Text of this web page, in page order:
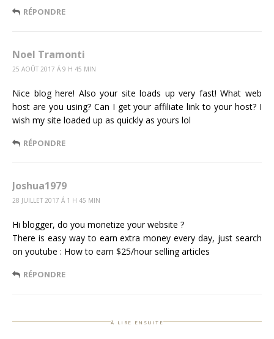
RÉPONDRE
Noel Tramonti
25 AOÛT 2017 Á 9 H 45 MIN
Nice blog here! Also your site loads up very fast! What web
host are you using? Can I get your affiliate link to your host? I
wish my site loaded up as quickly as yours lol
RÉPONDRE
Joshua1979
28 JUILLET 2017 Á 1 H 45 MIN
Hi blogger, do you monetize your website ?
There is easy way to earn extra money every day, just search
on youtube : How to earn $25/hour selling articles
RÉPONDRE
à lire ensuite